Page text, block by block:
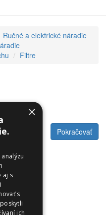
Ručné a elektrické náradie
Filtre
Pokračovať
×
aj s
s
ich